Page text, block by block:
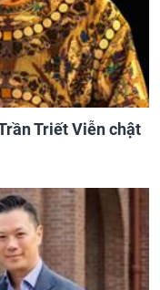
Triết Viễn chật